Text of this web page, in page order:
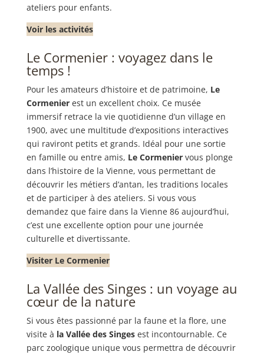
ateliers pour enfants.
Voir les activités
Le Cormenier : voyagez dans le
temps !
Pour les amateurs d’histoire et de patrimoine, Le
Cormenierest un excellent choix. Ce musée
immersif retrace la vie quotidienne d’un village en
1900, avec une multitude d’expositions interactives
qui raviront petits et grands. Idéal pour une sortie
en famille ou entre amis, Le Cormeniervous plonge
dans l’histoire de la Vienne, vous permettant de
découvrir les métiers d’antan, les traditions locales
et de participer à des ateliers. Si vous vous
demandez que faire dans la Vienne 86 aujourd’hui,
c’est une excellente option pour une journée
culturelle et divertissante.
Visiter Le Cormenier
La Vallée des Singes : un voyage au
cœur de la nature
Si vous êtes passionné par la faune et la flore, une
visite à la Vallée des Singesest incontournable. Ce
parc zoologique unique vous permettra de découvrir